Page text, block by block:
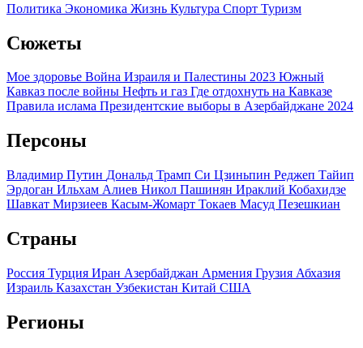
Политика Экономика Жизнь Культура Спорт Туризм
Сюжеты
Мое здоровье Война Израиля и Палестины 2023 Южный
Кавказ после войны Нефть и газ Где отдохнуть на Кавказе
Правила ислама Президентские выборы в Азербайджане 2024
Персоны
Владимир Путин Дональд Трамп Си Цзиньпин Реджеп Тайип
Эрдоган Ильхам Алиев Никол Пашинян Ираклий Кобахидзе
Шавкат Мирзиеев Касым-Жомарт Токаев Масуд Пезешкиан
Страны
Россия Турция Иран Азербайджан Армения Грузия Абхазия
Израиль Казахстан Узбекистан Китай США
Регионы